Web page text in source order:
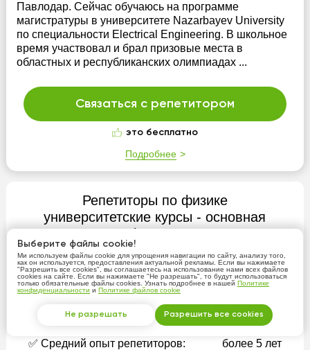
Павлодар. Сейчас обучаюсь на программе
магистратуры в университете Nazarbayev University
по специальности Electrical Engineering. В школьное
время участвовал и брал призовые места в
областных и республиканских олимпиадах ...
Связаться с репетитором
это бесплатно
Подробнее
Репетиторы по физике
университетские курсы - основная
информация
✅ Количество репетиторов:
63
✅ Средняя цена*:
7000 тнг/час
4.91
Да
✅ Средний опыт репетиторов:
более 5 лет
Выберите файлы cookie!
Ми используем файлы cookie для упрощения навигации по сайту, анализу того,
как он используется, предоставления актуальной рекламы. Если вы нажимаете
"Разрешить все cookies", вы соглашаетесь на использование нами всех файлов
cookies на сайте. Если вы нажимаете "Не разрешать", то будут использоваться
только обязательные файлы cookies. Узнать подробнее в нашей Политике
конфиденциальности и Политике файлов cookie
Разрешить все cookies
Не разрешать